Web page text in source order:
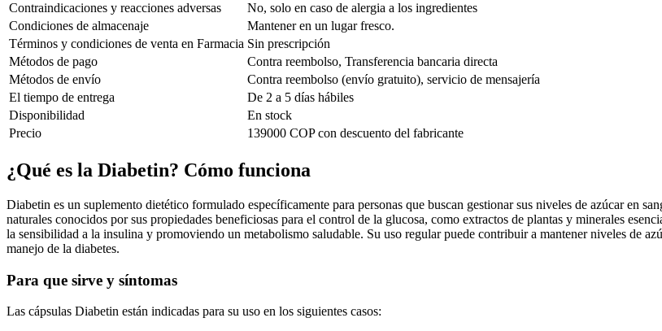
Contraindicaciones y reacciones adversas
No, solo en caso de alergia a los ingredientes
Condiciones de almacenaje
Mantener en un lugar fresco.
Términos y condiciones de venta en Farmacia Sin prescripción
Métodos de pago
Contra reembolso, Transferencia bancaria directa
Métodos de envío
Contra reembolso (envío gratuito), servicio de mensajería
El tiempo de entrega
De 2 a 5 días hábiles
Disponibilidad
En stock
Precio
139000 COP con descuento del fabricante
¿Qué es la Diabetin? Cómo funciona
Diabetin es un suplemento dietético formulado específicamente para personas que buscan gestionar sus niveles de azúcar en
naturales conocidos por sus propiedades beneficiosas para el control de la glucosa, como extractos de plantas y minerales
la sensibilidad a la insulina y promoviendo un metabolismo saludable. Su uso regular puede contribuir a mantener niveles de
manejo de la diabetes.
Para que sirve y síntomas
Las cápsulas Diabetin están indicadas para su uso en los siguientes casos: